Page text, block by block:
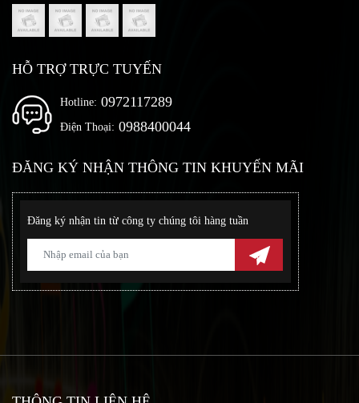
HỖ TRỢ TRỰC TUYẾN
Hotline: 0972117289
Điện Thoại: 0988400044
ĐĂNG KÝ NHẬN THÔNG TIN KHUYẾN MÃI
Đăng ký nhận tin từ công ty chúng tôi hàng tuần